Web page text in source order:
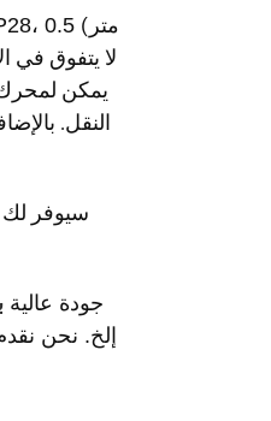
كابل نحاسي سلبي، ETH، بسرعة تصل إلى 25 جيجابايت/ثانية، SFP28، 0.5 متر )
لا يتفوق في
يمكن لمحرك
النقل.
توفر لك STOR Technology Limited جودة عالية
إلخ. نحن